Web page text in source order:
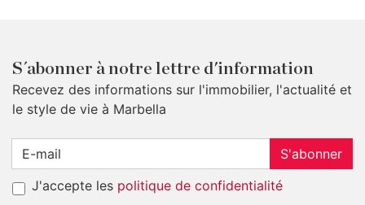
S´abonner à notre lettre d'information
Recevez des informations sur l'immobilier, l'actualité et
le style de vie à Marbella
S'abonner
J'accepte les politique de confidentialité